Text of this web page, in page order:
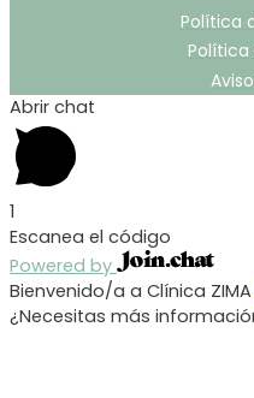
Política
Política
Abrir chat
1
Escanea el código
Powered by
Bienvenido/a a Clínica ZIMA
¿Necesitas más